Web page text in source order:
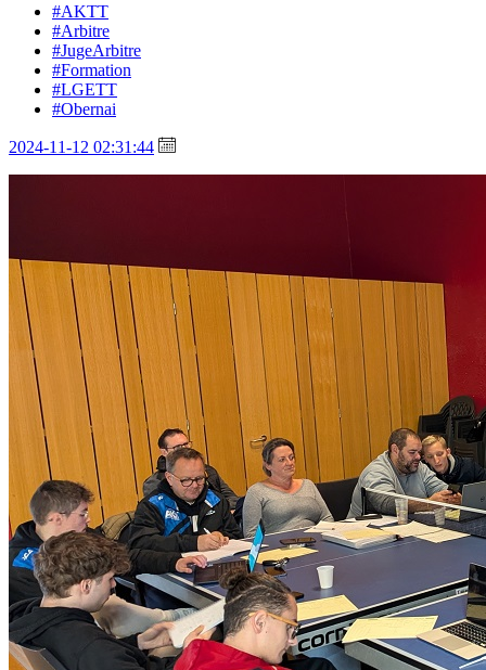
#AKTT
#Arbitre
#JugeArbitre
#Formation
#LGETT
#Obernai
2024-11-12 02:31:44